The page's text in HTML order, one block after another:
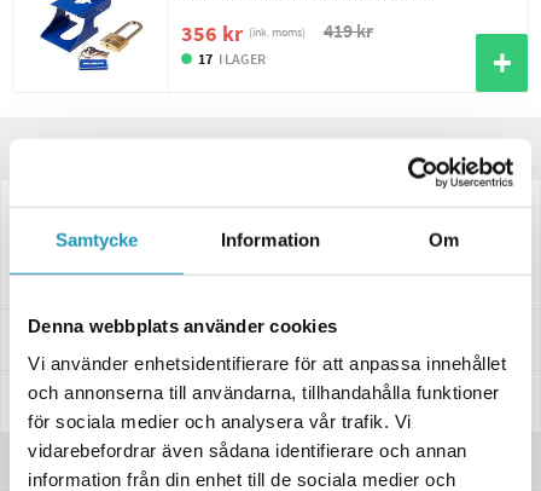
Samtycke Information Om
Denna webbplats använder cookies
Vi använder enhetsidentifierare för att anpassa innehållet
och annonserna till användarna, tillhandahålla funktioner
för sociala medier och analysera vår trafik. Vi
vidarebefordrar även sådana identifierare och annan
information från din enhet till de sociala medier och
356 kr (ink. moms) 419 kr
17 I LAGER
2292011
Kulkoppling 750 kg, Ø50mm Rör, Vertikal hålbild Ø.. cc=90mm
Kulkoppling för släpvagnar, 750 kg, Ø50mm Rör, Vertikal hålbild Ø..
cc=90mm
Specifikationer
Manualer & Guider
Recensioner